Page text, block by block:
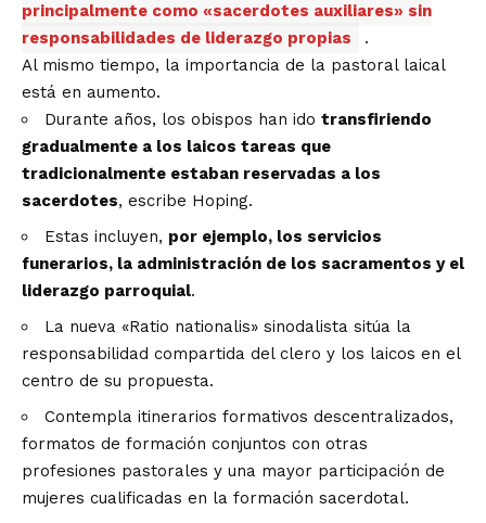
principalmente como «sacerdotes auxiliares» sin
responsabilidades de liderazgo propias
.
Al mismo tiempo, la importancia de la pastoral laical
está en aumento.
Durante años, los obispos han ido transfiriendo
gradualmente a los laicos tareas que
tradicionalmente estaban reservadas a los
sacerdotes, escribe Hoping.
Estas incluyen, por ejemplo, los servicios
funerarios, la administración de los sacramentos y el
liderazgo parroquial.
La nueva «Ratio nationalis» sinodalista sitúa la
responsabilidad compartida del clero y los laicos en el
centro de su propuesta.
Contempla itinerarios formativos descentralizados,
formatos de formación conjuntos con otras
profesiones pastorales y una mayor participación de
mujeres cualificadas en la formación sacerdotal.